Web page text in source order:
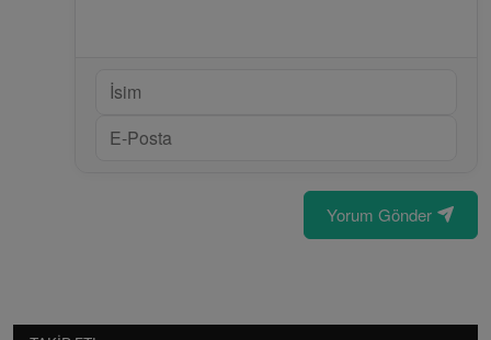
Yorum Gönder